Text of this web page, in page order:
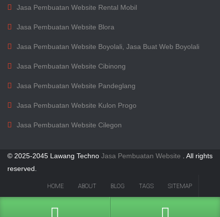
Jasa Pembuatan Website Rental Mobil
Jasa Pembuatan Website Blora
Jasa Pembuatan Website Boyolali, Jasa Buat Web Boyolali
Jasa Pembuatan Website Cibinong
Jasa Pembuatan Website Pandeglang
Jasa Pembuatan Website Kulon Progo
Jasa Pembuatan Website Cilegon
© 2025-2045 Lawang Techno Jasa Pembuatan Website
. All rights
reserved.
HOME ABOUT BLOG TAGS SITEMAP